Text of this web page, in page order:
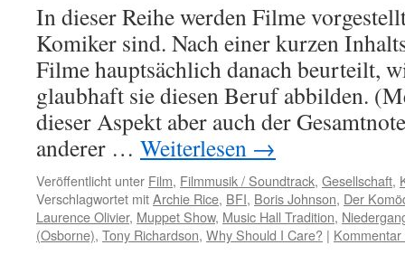
In dieser Reihe werden Filme
Komiker sind. Nach einer kurzen
Filme hauptsächlich danach beurteilt,
glaubhaft sie diesen Beruf abbilden.
dieser Aspekt aber auch der
anderer … Weiterlesen →
Veröffentlicht unter Film, Filmmusik / Soundtrack, Gesellschaft,
Verschlagwortet mitArchie Rice, BFI, Boris Johnson, Der
Laurence Olivier, Muppet Show, Music Hall Tradition,
(Osborne), Tony Richardson, Why Should I Care? |